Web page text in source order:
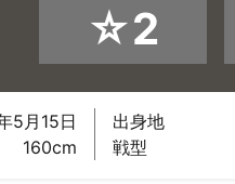
☆2
5月15日
160cm
出身地
戦型